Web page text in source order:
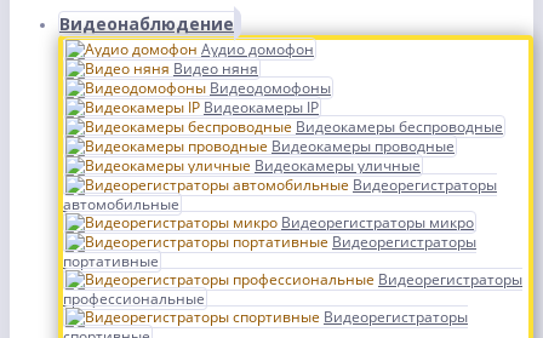
Видеонаблюдение
Аудио домофон
Видео няня
Видеодомофоны
Видеокамеры IP
Видеокамеры беспроводные
Видеокамеры проводные
Видеокамеры уличные
Видеорегистраторы
автомобильные
Видеорегистраторы микро
Видеорегистраторы
портативные
Видеорегистраторы
профессиональные
Видеорегистраторы